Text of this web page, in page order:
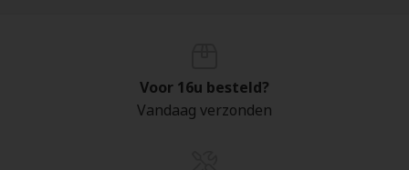
Voor 16u besteld?
Vandaag verzonden